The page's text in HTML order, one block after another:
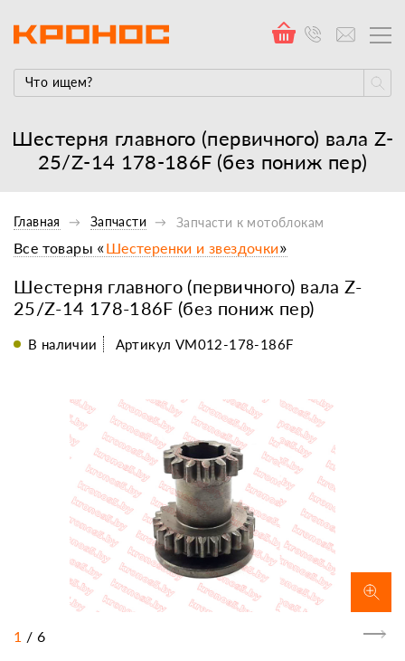
Шестерня главного (первичного) вала Z-
25/Z-14 178-186F (без пониж пер)
Главная Запчасти Запчасти к мотоблокам
Шестерня главного (первичного) вала Z-
25/Z-14 178-186F (без пониж пер)
Все товары «Шестеренки и звездочки»
В наличии Артикул VM012-178-186F
1 / 6